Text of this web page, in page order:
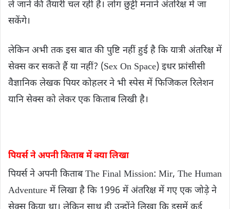
ले जाने की तैयारी चल रही है। लोग छुट्टी मनाने अंतरिक्ष में जा
सकेंगे।
लेकिन अभी तक इस बात की पुष्टि नहीं हुई है कि यात्री अंतरिक्ष में
सेक्स कर सकते हैं या नहीं? (Sex On Space) इधर फ्रांसीसी
वैज्ञानिक लेखक पियर कोहलर ने भी स्पेस में फिजिकल रिलेशन
यानि सेक्स को लेकर एक किताब लिखी है।
पियर्स ने अपनी किताब में क्या लिखा
पियर्स ने अपनी किताब The Final Mission: Mir, The Human
Adventure में लिखा है कि 1996 में अंतरिक्ष में गए एक जोड़े ने